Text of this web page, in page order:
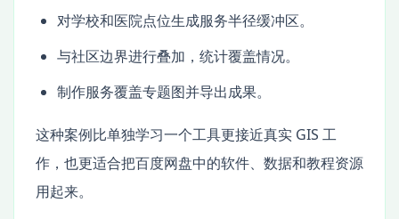
对学校和医院点位生成服务半径缓冲区。
与社区边界进行叠加，统计覆盖情况。
制作服务覆盖专题图并导出成果。
这种案例比单独学习一个工具更接近真实 GIS 工
作，也更适合把百度网盘中的软件、数据和教程资源
用起来。